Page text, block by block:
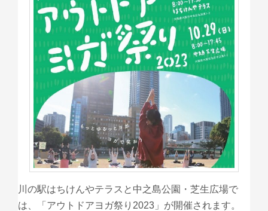
川の駅はちけんやテラスと中之島公園・芝生広場で
は、「アウトドアヨガ祭り2023」が開催されます。